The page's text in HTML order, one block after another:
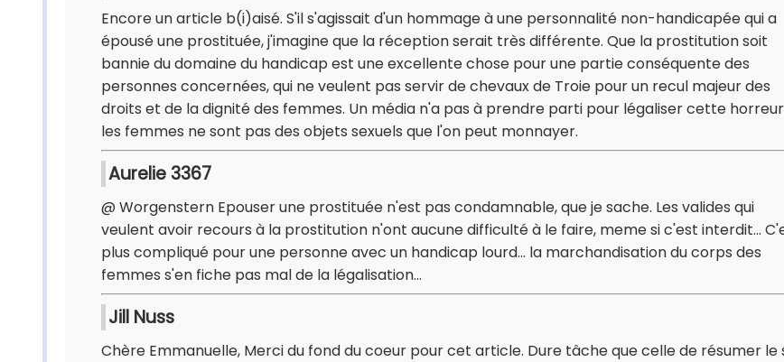
Encore un article b(i)aisé. S'il s'agissait d'un hommage à une personnalité non-handicapée qui a
épousé une prostituée, j'imagine que la réception serait très différente. Que la prostitution soit
bannie du domaine du handicap est une excellente chose pour une partie conséquente des
personnes concernées, qui ne veulent pas servir de chevaux de Troie pour un recul majeur des
droits et de la dignité des femmes. Un média n'a pas à prendre parti pour légaliser cette horreur
les femmes ne sont pas des objets sexuels que l'on peut monnayer.
Aurelie 3367
@ Worgenstern Epouser une prostituée n'est pas condamnable, que je sache. Les valides qui
veulent avoir recours à la prostitution n'ont aucune difficulté à le faire, meme si c'est interdit...
plus compliqué pour une personne avec un handicap lourd... la marchandisation du corps des
femmes s'en fiche pas mal de la légalisation...
Jill Nuss
Chère Emmanuelle, Merci du fond du coeur pour cet article. Dure tâche que celle de résumer le